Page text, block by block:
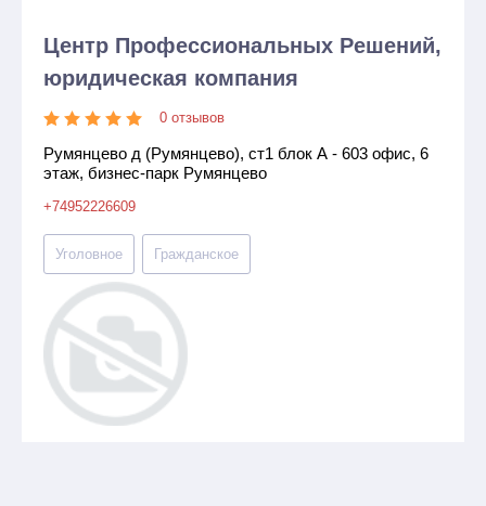
Центр Профессиональных Решений,
юридическая компания
0 отзывов
Румянцево д (Румянцево), ст1 блок А - 603 офис, 6
этаж, бизнес-парк Румянцево
+74952226609
Уголовное Гражданское